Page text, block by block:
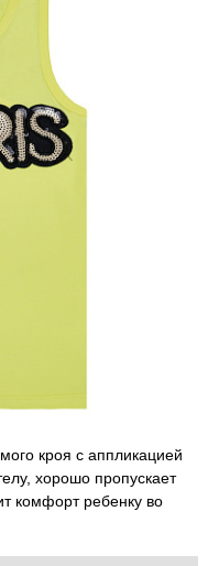
кроя с аппликацией
хорошо пропускает
комфорт ребенку во